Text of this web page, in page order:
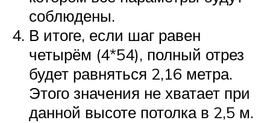
соблюдены.
В итоге, если шаг равен
четырём (4*54), полный отрез
будет равняться 2,16 метра.
Этого значения не хватает при
данной высоте потолка в 2,5 м.